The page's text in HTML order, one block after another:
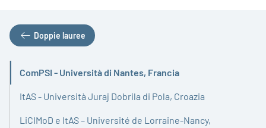
Doppie lauree
ComPSI - Università di Nantes, Francia
Attivo
ItAS - Università Juraj Dobrila di Pola, Croazia
LiCIMoD e ItAS – Université de Lorraine-Nancy,